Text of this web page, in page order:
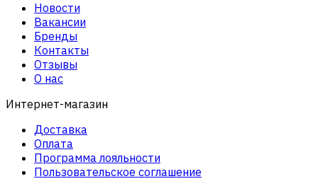
Новости
Вакансии
Бренды
Контакты
Отзывы
О нас
Интернет-магазин
Доставка
Оплата
Программа лояльности
Пользовательское соглашение